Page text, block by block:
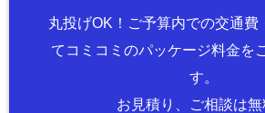
丸投げOK！ご予算内での交通費
てコミコミのパッケージ料金を
す。
お見積り、ご相談は無